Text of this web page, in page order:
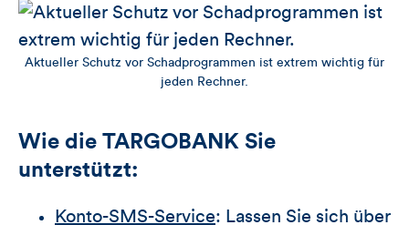
Aktueller Schutz vor Schadprogrammen ist extrem wichtig für
jeden Rechner.
Wie die TARGOBANK Sie
unterstützt:
Konto-SMS-Service: Lassen Sie sich über